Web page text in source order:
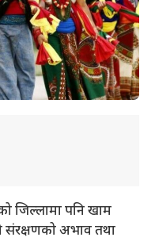
जिल्लामा पनि खाम
संरक्षणको अभाव तथा